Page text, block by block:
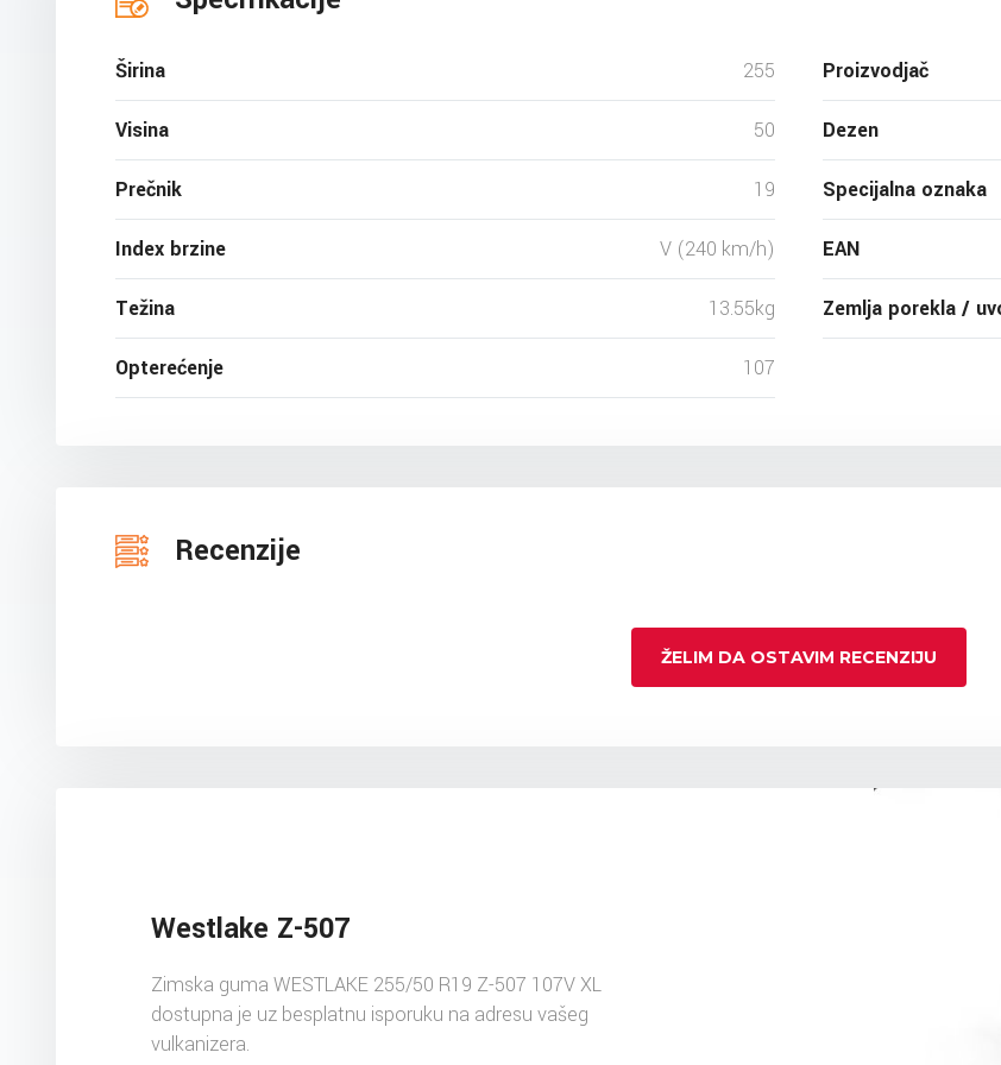
Širina 255
Visina 50
Prečnik 19
Index brzine V (240 km/h)
Težina 13.55kg
Opterećenje 107
Proizvodjač
Dezen
Specijalna oznaka
EAN
Zemlja porekla /
Recenzije
ŽELIM DA OSTAVIM RECENZIJU
Westlake Z-507
Zimska guma WESTLAKE 255/50 R19 Z-507 107V XL
dostupna je uz besplatnu isporuku na adresu vašeg
vulkanizera.